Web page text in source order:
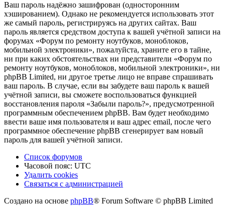
Ваш пароль надёжно зашифрован (односторонним
хэшированием). Однако не рекомендуется использовать этот
же самый пароль, регистрируясь на других сайтах. Ваш
пароль является средством доступа к вашей учётной записи на
форумах «Форум по ремонту ноутбуков, моноблоков,
мобильной электроники», пожалуйста, храните его в тайне,
ни при каких обстоятельствах ни представители «Форум по
ремонту ноутбуков, моноблоков, мобильной электроники», ни
phpBB Limited, ни другое третье лицо не вправе спрашивать
ваш пароль. В случае, если вы забудете ваш пароль к вашей
учётной записи, вы сможете воспользоваться функцией
восстановления пароля «Забыли пароль?», предусмотренной
программным обеспечением phpBB. Вам будет необходимо
ввести ваше имя пользователя и ваш адрес email, после чего
программное обеспечение phpBB сгенерирует вам новый
пароль для вашей учётной записи.
Список форумов
Часовой пояс: UTC
Удалить cookies
Связаться
администрацией
Связаться с администрацией
Создано на основе phpBB® Forum Software © phpBB Limited